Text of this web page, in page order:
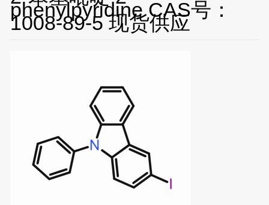
phenylpyridine CAS号：
1008-89-5 现货供应